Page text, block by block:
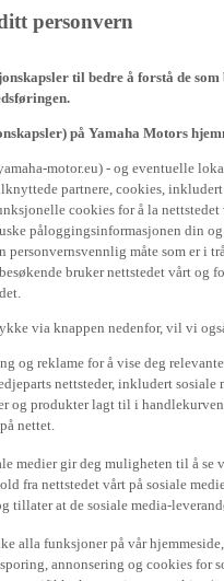
personvern
til bedre å forstå de
på Yamaha Motors
motor.eu) - og eventuelle
partnere, cookies,
cookies for å la
påloggingsinformasjonen din
personvernsvennlig måte som er i
bruker nettstedet vårt og
via knappen nedenfor, vil vi
og reklame for å vise deg
nettsteder, inkludert sosiale
og produkter lagt til i
nettet.
medier gir deg muligheten til å se
fra nettstedet vårt på sosiale
tillater at de sosiale media-
alla funksjoner på vår
annonsering og cookies for